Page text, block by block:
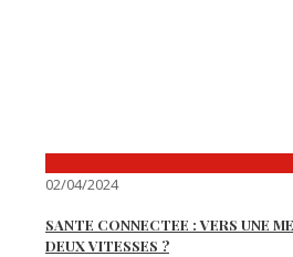
02/04/2024
SANTE CONNECTEE : VERS UNE
DEUX VITESSES ?